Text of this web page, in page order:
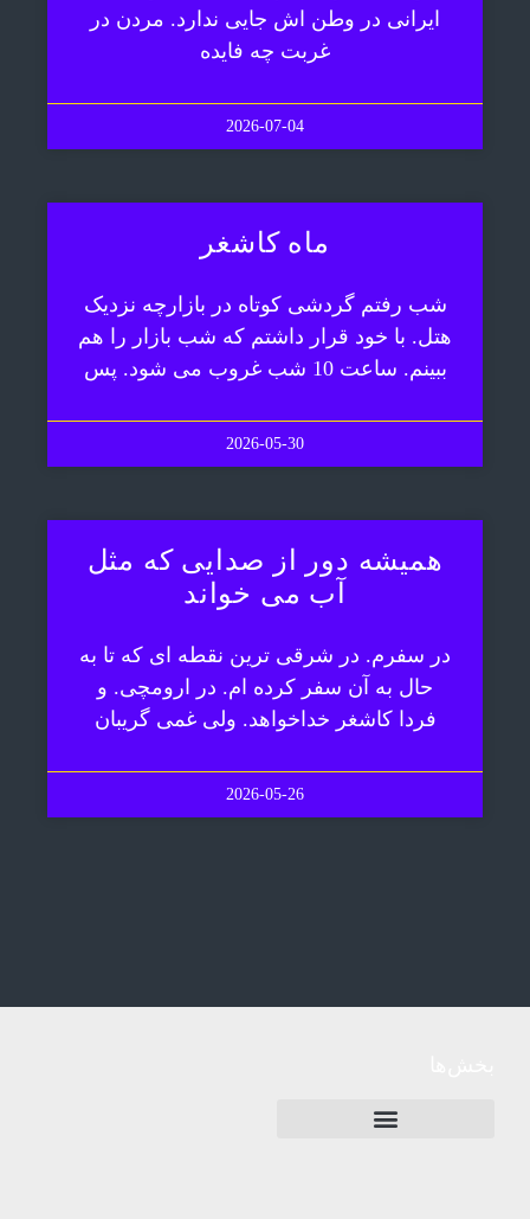
ایرانی در وطن اش جایی ندارد. مردن در
غربت چه فایده
2026-07-04
ماه کاشغر
شب رفتم گردشی کوتاه در بازارچه نزدیک
هتل. با خود قرار داشتم که شب بازار را هم
ببینم. ساعت 10 شب غروب می شود. پس
2026-05-30
همیشه دور از صدایی که مثل
آب می خواند
در سفرم. در شرقی ترین نقطه ای که تا به
حال به آن سفر کرده ام. در ارومچی. و
فردا کاشغر خداخواهد. ولی غمی گریبان
2026-05-26